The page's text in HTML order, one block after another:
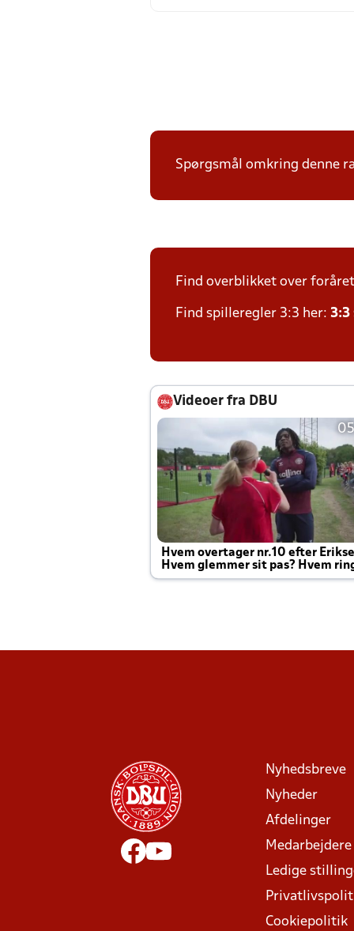
Spørgsmål omkring denne
Find overblikket over
Find spilleregler 3:3 her: 3:3
Videoer fra DBU
Hvem overtager nr.10 efter
Hvem glemmer sit pas? Hvem
Joachim altid til efter kampe?
Nyhedsbreve
Nyheder
Afdelinger
Medarbejdere
Ledige
Cookiepolitik